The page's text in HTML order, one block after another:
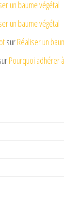
un baume végétal
un baume végétal
surRéaliser un
Pourquoi adhérer